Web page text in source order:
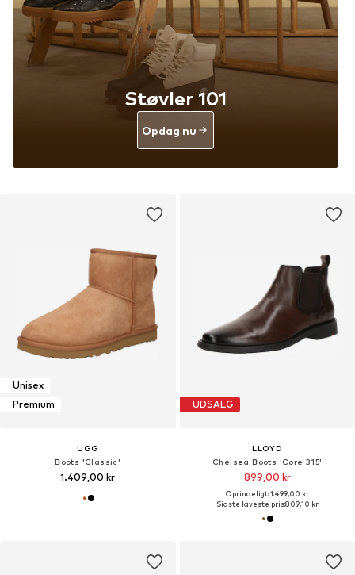
Unisex
Premium
UGG
Boots 'Classic'
1.409,00 kr
Støvler 101
Opdag nu
UDSALG
LLOYD
Chelsea Boots 'Core 315'
899,00 kr
Oprindeligt: 1.499,00 kr
Sidste laveste pris:809,10 kr